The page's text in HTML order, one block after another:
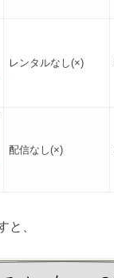
レンタルなし(×)
配信なし(×)
と、